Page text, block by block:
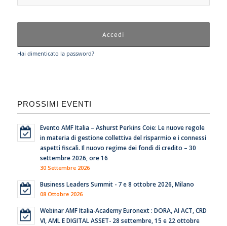
Hai dimenticato la password?
PROSSIMI EVENTI
Evento AMF Italia – Ashurst Perkins Coie: Le nuove regole
in materia di gestione collettiva del risparmio e i connessi
aspetti fiscali. Il nuovo regime dei fondi di credito – 30
settembre 2026, ore 16
30 Settembre 2026
Business Leaders Summit - 7 e 8 ottobre 2026, Milano
08 Ottobre 2026
Webinar AMF Italia-Academy Euronext : DORA, AI ACT, CRD
VI, AML E DIGITAL ASSET- 28 settembre, 15 e 22 ottobre